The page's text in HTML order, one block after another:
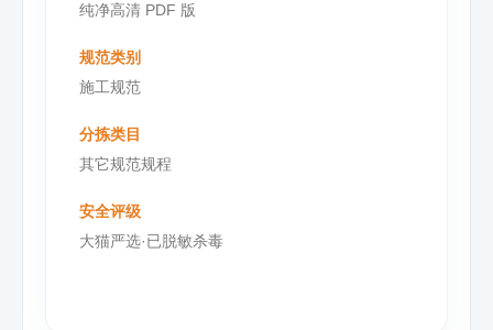
纯净高清 PDF 版
规范类别
施工规范
分拣类目
其它规范规程
安全评级
大猫严选·已脱敏杀毒